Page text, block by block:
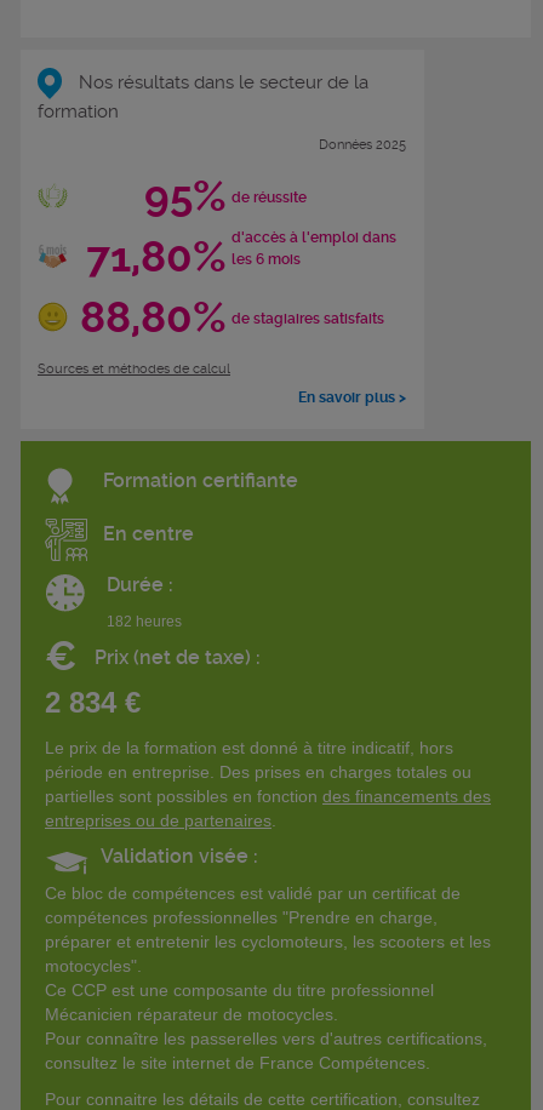
Nos résultats dans le secteur de la
formation
Données 2025
95% de réussite
71,80% d'accès à l'emploi dans
les 6 mois
88,80% de stagiaires satisfaits
Sources et méthodes de calcul
En savoir plus >
Formation certifiante
En centre
Durée :
182 heures
€ Prix (net de taxe) :
2 834 €
Le prix de la formation est donné à titre indicatif, hors
période en entreprise. Des prises en charges totales ou
partielles sont possibles en fonction des financements des
entreprises ou de partenaires
Validation visée :
Ce bloc de compétences est validé par un certificat de
compétences professionnelles "Prendre en charge,
préparer et entretenir les cyclomoteurs, les scooters et les
motocycles".
Ce CCP est une composante du titre professionnel
Mécanicien réparateur de motocycles.
Pour connaître les passerelles vers d'autres certifications,
consultez le site internet de France Compétences.
Pour connaitre les détails de cette certification, consultez